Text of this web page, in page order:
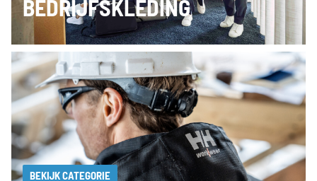
BEDRIJFSKLEDING
BEKIJK CATEGORIE